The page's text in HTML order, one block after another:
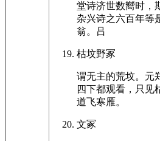
堂诗济世数嚮时，
杂兴诗之六百年等
翁。吕
枯坟野冢
谓无主的荒坟。元
四下都观看，只见
道飞寒雁。
文冢